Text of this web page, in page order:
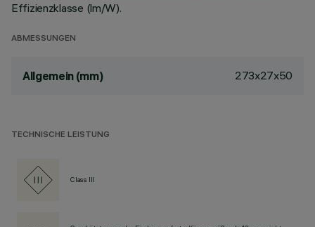
Effizienzklasse (lm/W).
ABMESSUNGEN
Allgemein (mm) 273x27x50
TECHNISCHE LEISTUNG
Class III